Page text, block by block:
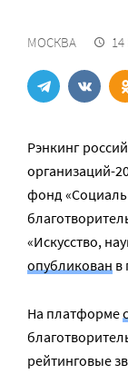
МОСКВА
Рэнкинг
организаций-
фонд
«Искусство,
опубликован в
На платформе
рейтинговые